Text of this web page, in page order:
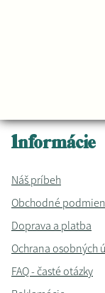
Informácie
Náš príbeh
Obchodné
Doprava a platba
Ochrana osobných
FAQ - časté otázky